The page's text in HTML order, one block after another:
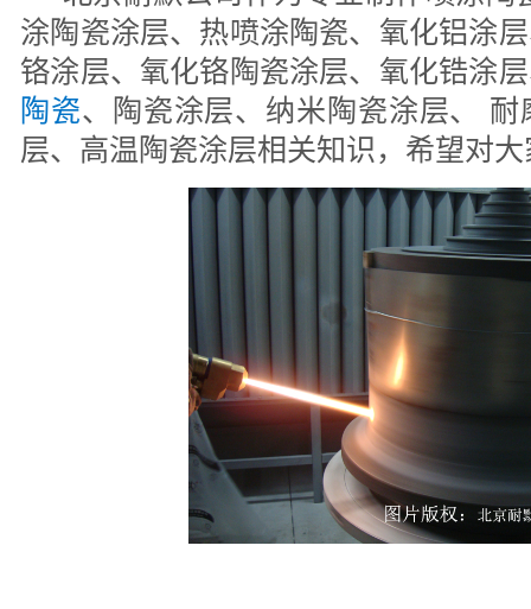
涂陶瓷涂层、热喷涂陶瓷、氧化铝涂
铬涂层、氧化铬陶瓷涂层、氧化锆涂
陶瓷、陶瓷涂层、纳米陶瓷涂层、
层、高温陶瓷涂层相关知识，希望对